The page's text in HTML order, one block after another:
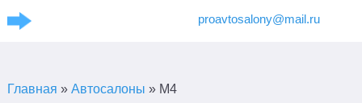
proavtosalony@mail.ru
Главная » Автосалоны » М4